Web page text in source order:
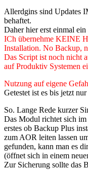
Allerdgins sind Updates
behaftet.
Daher hier erst einmal
ICh übernehme KEINE
Installation. No Backup,
Das Script ist noch nicht
auf Produktiv Systemen
Nutzung auf eigene
Getestet ist es bis jetzt
So. Lange Rede kurzer
Das Modul richtet sich
erstes ob Backup Plus
zum AOR leiten lassen
gefunden, kann man es
(öffnet sich in einem
Zur Sicherung sollte das